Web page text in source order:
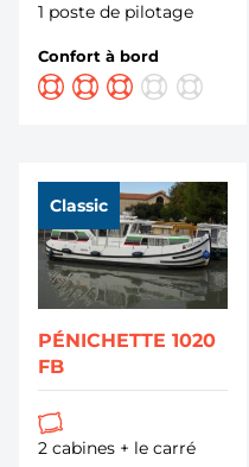
1 poste de pilotage
Confort à bord
Classic
PÉNICHETTE 1020
FB
2 cabines + le carré